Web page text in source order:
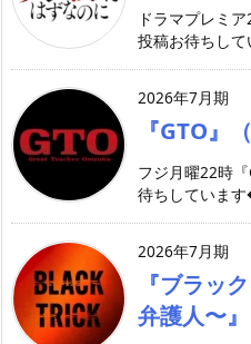
ドラマプレミ
投稿お待ちし
2026年7月期
『GTO』
フジ月曜22時
待ちしていま
2026年7月期
『ブラッ
弁護人〜』